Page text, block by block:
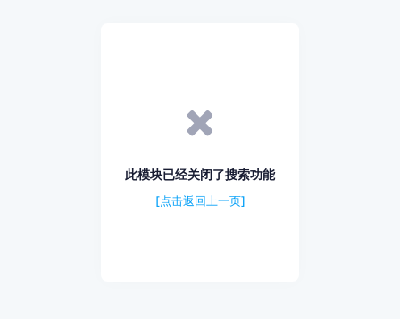
此模块已经关闭了搜索功能
[点击返回上一页]